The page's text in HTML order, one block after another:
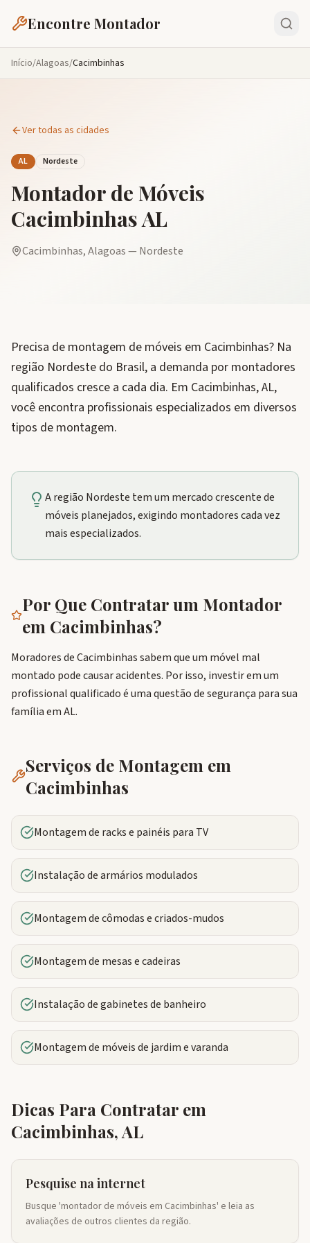
Encontre Montador
Início/Alagoas/Cacimbinhas
Ver todas as cidades
AL Nordeste
Montador de Móveis
CacimbinhasAL
Cacimbinhas,Alagoas— Nordeste
Precisa de montagem de móveis em Cacimbinhas? Na
região Nordeste do Brasil, a demanda por montadores
qualificados cresce a cada dia. Em Cacimbinhas, AL,
você encontra profissionais especializados em diversos
tipos de montagem.
A região Nordeste tem um mercado crescente de
móveis planejados, exigindo montadores cada vez
mais especializados.
Por Que Contratar um Montador
em Cacimbinhas?
Moradores de Cacimbinhas sabem que um móvel mal
montado pode causar acidentes. Por isso, investir em um
profissional qualificado é uma questão de segurança para sua
família em AL.
Serviços de Montagem em
Cacimbinhas
Montagem de racks e painéis para TV
Instalação de armários modulados
Montagem de cômodas e criados-mudos
Montagem de mesas e cadeiras
Instalação de gabinetes de banheiro
Montagem de móveis de jardim e varanda
Dicas Para Contratar em
Cacimbinhas,AL
Pesquise na internet
Busque 'montador de móveis em Cacimbinhas' e leia as
avaliações de outros clientes da região.